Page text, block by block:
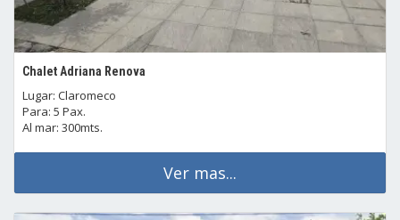
Chalet Adriana Renova
Lugar: Claromeco
Para: 5 Pax.
Al mar: 300mts.
Ver mas...